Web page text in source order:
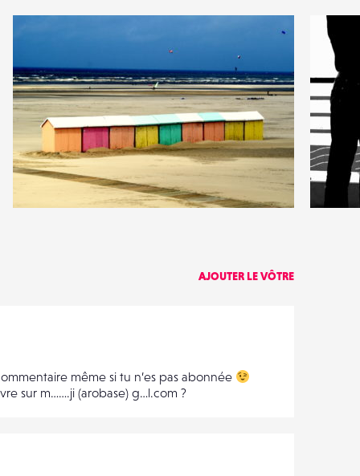
6
AJOUTER LE VÔTRE
même si tu n’es pas abonnée
sur m…….ji (arobase) g…l.com ?